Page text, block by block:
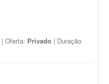
| Oferta: Privado | Duração